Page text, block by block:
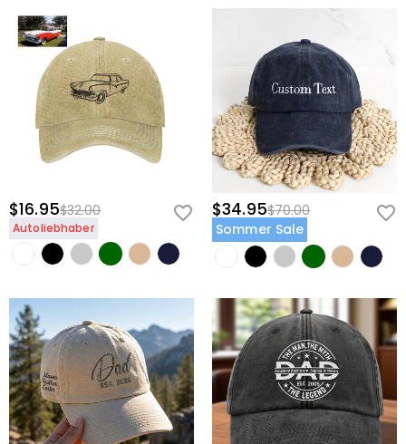
$16.95$32.00
Autoliebhaber
$34.95$70.00
Sommer Sale